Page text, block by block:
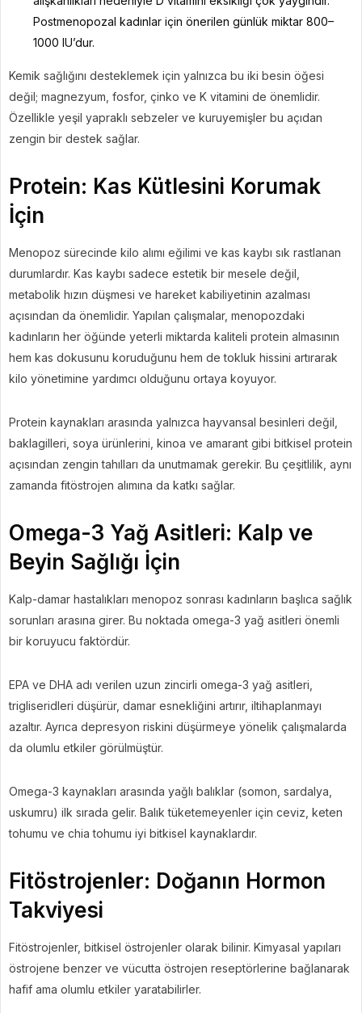
Postmenopozal kadınlar için önerilen günlük miktar 800–
1000 IU’dur.
Kemik sağlığını desteklemek için yalnızca bu iki besin öğesi
değil; magnezyum, fosfor, çinko ve K vitamini de önemlidir.
Özellikle yeşil yapraklı sebzeler ve kuruyemişler bu açıdan
zengin bir destek sağlar.
Protein: Kas Kütlesini Korumak
İçin
Menopoz sürecinde kilo alımı eğilimi ve kas kaybı sık rastlanan
durumlardır. Kas kaybı sadece estetik bir mesele değil,
metabolik hızın düşmesi ve hareket kabiliyetinin azalması
açısından da önemlidir. Yapılan çalışmalar, menopozdaki
kadınların her öğünde yeterli miktarda kaliteli protein almasının
hem kas dokusunu koruduğunu hem de tokluk hissini artırarak
kilo yönetimine yardımcı olduğunu ortaya koyuyor.
Protein kaynakları arasında yalnızca hayvansal besinleri değil,
baklagilleri, soya ürünlerini, kinoa ve amarant gibi bitkisel protein
açısından zengin tahılları da unutmamak gerekir. Bu çeşitlilik, aynı
zamanda fitöstrojen alımına da katkı sağlar.
Omega-3 Yağ Asitleri: Kalp ve
Beyin Sağlığı İçin
Kalp-damar hastalıkları menopoz sonrası kadınların başlıca sağlık
sorunları arasına girer. Bu noktada omega-3 yağ asitleri önemli
bir koruyucu faktördür.
EPA ve DHA adı verilen uzun zincirli omega-3 yağ asitleri,
trigliseridleri düşürür, damar esnekliğini artırır, iltihaplanmayı
azaltır. Ayrıca depresyon riskini düşürmeye yönelik çalışmalarda
da olumlu etkiler görülmüştür.
Omega-3 kaynakları arasında yağlı balıklar (somon, sardalya,
uskumru) ilk sırada gelir. Balık tüketemeyenler için ceviz, keten
tohumu ve chia tohumu iyi bitkisel kaynaklardır.
Fitöstrojenler: Doğanın Hormon
Takviyesi
Fitöstrojenler, bitkisel östrojenler olarak bilinir. Kimyasal yapıları
östrojene benzer ve vücutta östrojen reseptörlerine bağlanarak
hafif ama olumlu etkiler yaratabilirler.